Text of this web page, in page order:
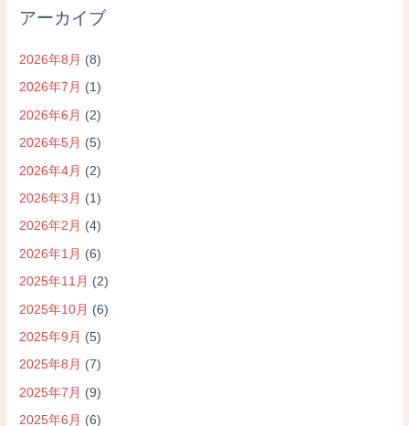
アーカイブ
2026年8月 (8)
2026年7月 (1)
2026年6月 (2)
2026年5月 (5)
2026年4月 (2)
2026年3月 (1)
2026年2月 (4)
2026年1月 (6)
2025年11月 (2)
2025年10月 (6)
2025年9月 (5)
2025年8月 (7)
2025年7月 (9)
2025年6月 (6)